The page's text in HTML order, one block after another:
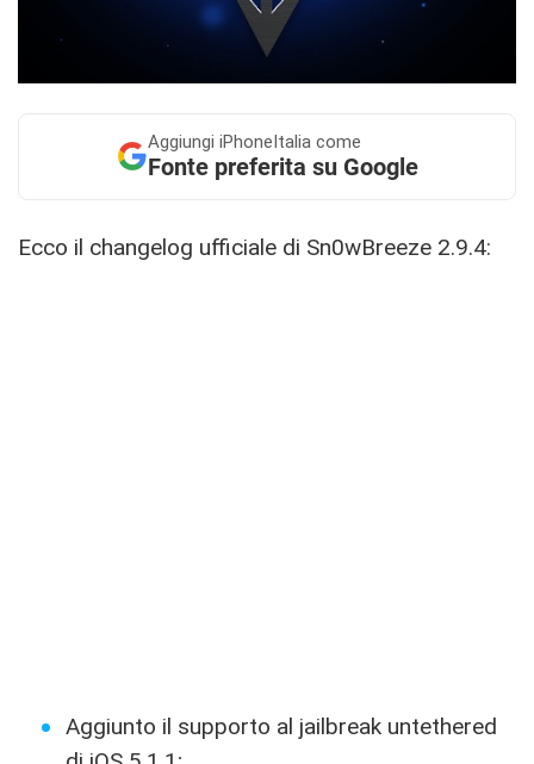
Aggiungi iPhoneItalia come
Fonte preferita su Google
Ecco il changelog ufficiale di Sn0wBreeze 2.9.4:
Aggiunto il supporto al jailbreak untethered